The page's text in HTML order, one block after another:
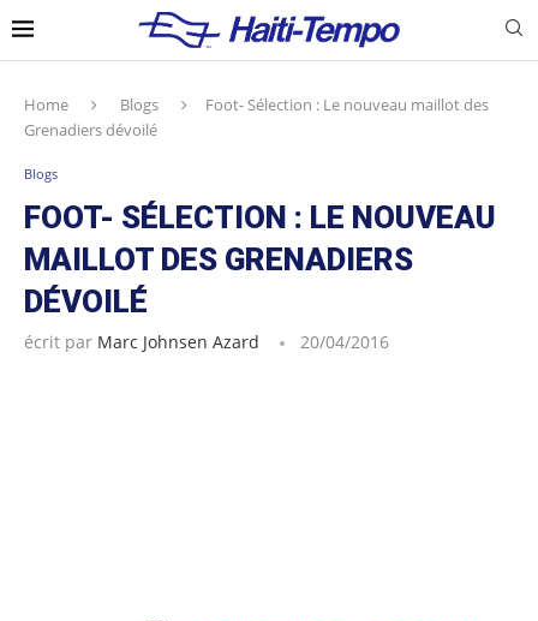
Home Blogs
Foot- Sélection : Le nouveau maillot des
Grenadiers dévoilé
Blogs
FOOT- SÉLECTION : LE NOUVEAU
MAILLOT DES GRENADIERS
DÉVOILÉ
écrit par Marc Johnsen Azard 20/04/2016